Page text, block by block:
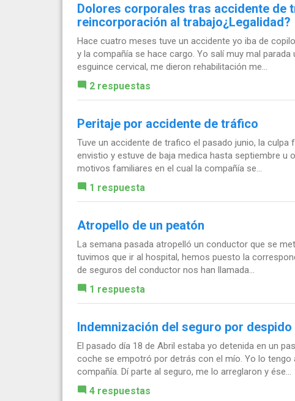
Dolores corporales tras accidente de
reincorporación al trabajo¿Legalidad?
Hace cuatro meses tuve un accidente yo iba de
y la compañía se hace cargo. Yo salí muy mal
esguince cervical, me dieron rehabilitación me...
2 respuestas
Peritaje por accidente de tráfico
Tuve un accidente de trafico el pasado junio, la
envistio y estuve de baja medica hasta septiembre u
motivos familiares en el cual la compañía se...
1 respuesta
Atropello de un peatón
La semana pasada atropelló un conductor que se
tuvimos que ir al hospital, hemos puesto la
de seguros del conductor nos han llamada...
1 respuesta
Indemnización del seguro por despido
El pasado día 18 de Abril estaba yo detenida en un
coche se empotró por detrás con el mío. Yo lo
compañía. Dí parte al seguro, me lo arreglaron y ése...
4 respuestas